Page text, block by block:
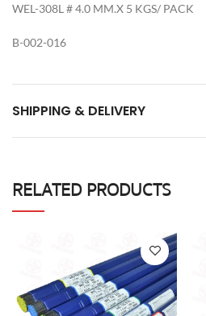
WEL-308L # 4.0 MM.X 5 KGS/ PACK
B-002-016
SHIPPING & DELIVERY
RELATED PRODUCTS